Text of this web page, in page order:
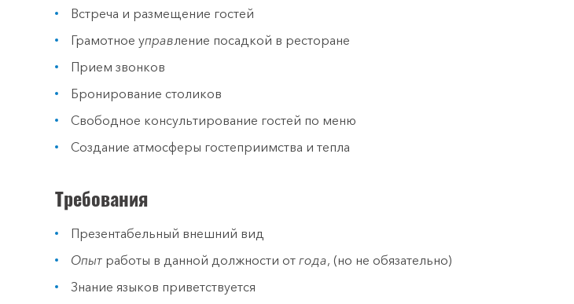
Встреча и размещение гостей
Грамотное управление посадкой в ресторане
Прием звонков
Бронирование столиков
Свободное консультирование гостей по меню
Создание атмосферы гостеприимства и тепла
Требования
Презентабельный внешний вид
Опыт работы в данной должности от года, (но не обязательно)
Знание языков приветствуется